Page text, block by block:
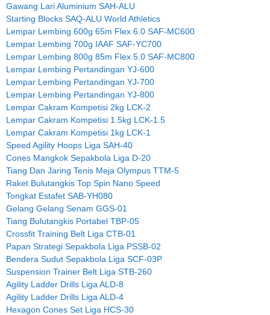
Gawang Lari Aluminium SAH-ALU
Starting Blocks SAQ-ALU World Athletics
Lempar Lembing 600g 65m Flex 6.0 SAF-MC600
Lempar Lembing 700g IAAF SAF-YC700
Lempar Lembing 800g 85m Flex 5.0 SAF-MC800
Lempar Lembing Pertandingan YJ-600
Lempar Lembing Pertandingan YJ-700
Lempar Lembing Pertandingan YJ-800
Lempar Cakram Kompetisi 2kg LCK-2
Lempar Cakram Kompetisi 1.5kg LCK-1.5
Lempar Cakram Kompetisi 1kg LCK-1
Speed Agility Hoops Liga SAH-40
Cones Mangkok Sepakbola Liga D-20
Tiang Dan Jaring Tenis Meja Olympus TTM-5
Raket Bulutangkis Top Spin Nano Speed
Tongkat Estafet SAB-YH080
Gelang Gelang Senam GGS-01
Tiang Bulutangkis Portabel TBP-05
Crossfit Training Belt Liga CTB-01
Papan Strategi Sepakbola Liga PSSB-02
Bendera Sudut Sepakbola Liga SCF-03P
Suspension Trainer Belt Liga STB-260
Agility Ladder Drills Liga ALD-8
Agility Ladder Drills Liga ALD-4
Hexagon Cones Set Liga HCS-30